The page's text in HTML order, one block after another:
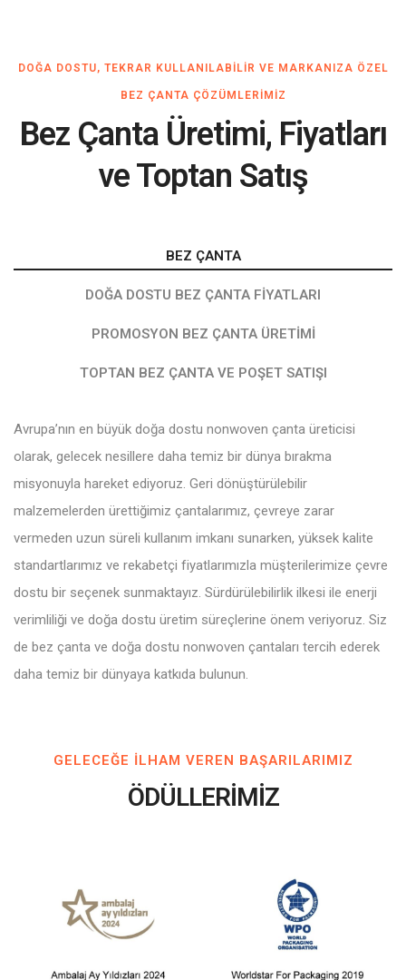
DOĞA DOSTU, TEKRAR KULLANILABILIR VE MARKANIZA ÖZEL
BEZ ÇANTA ÇÖZÜMLERIMIZ
Bez Çanta Üretimi, Fiyatları
ve Toptan Satış
BEZ ÇANTA
DOĞA DOSTU BEZ ÇANTA FIYATLARI
PROMOSYON BEZ ÇANTA ÜRETIMI
TOPTAN BEZ ÇANTA VE POŞET SATIŞI
Avrupa’nın en büyük doğa dostu nonwoven çanta üreticisi
olarak, gelecek nesillere daha temiz bir dünya bırakma
misyonuyla hareket ediyoruz. Geri dönüştürülebilir
malzemelerden ürettiğimiz çantalarımız, çevreye zarar
vermeden uzun süreli kullanım imkanı sunarken, yüksek kalite
standartlarımız ve rekabetçi fiyatlarımızla müşterilerimize çevre
dostu bir seçenek sunmaktayız. Sürdürülebilirlik ilkesi ile enerji
verimliliği ve doğa dostu üretim süreçlerine önem veriyoruz. Siz
de bez çanta ve doğa dostu nonwoven çantaları tercih ederek
daha temiz bir dünyaya katkıda bulunun.
GELECEĞE ILHAM VEREN BAŞARILARIMIZ
ÖDÜLLERİMİZ